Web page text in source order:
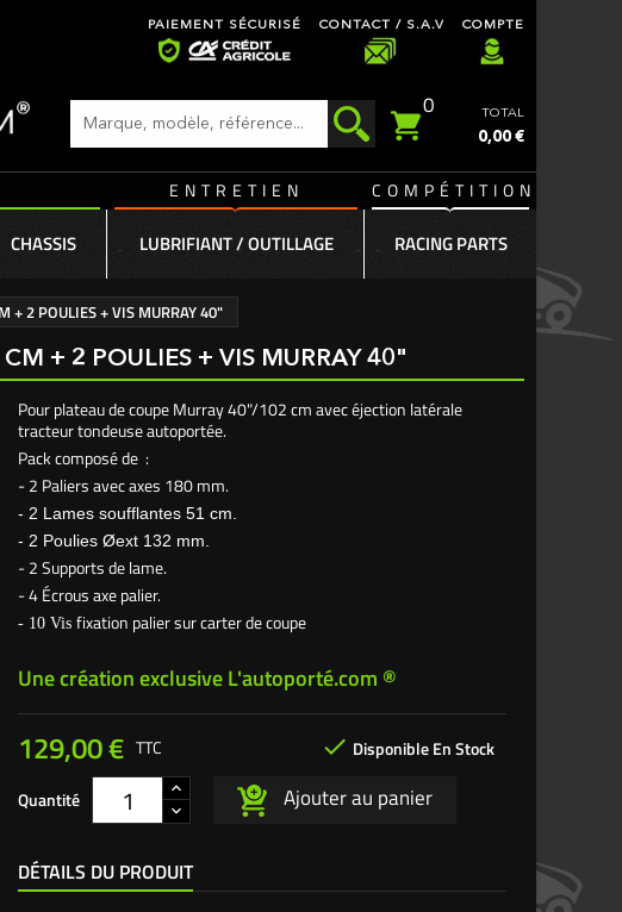
PAIEMENT SÉCURISÉ CONTACT / S.A.V COMPTE
0 TOTAL
0,00 €
ENTRETIEN COMPÉTITION
CHASSIS LUBRIFIANT / OUTILLAGE RACING PARTS
+ 2 POULIES + VIS MURRAY 40"
+ 2 POULIES + VIS MURRAY 40"
Pour plateau de coupe Murray 40"/102 cm avec éjection latérale
tracteur tondeuse autoportée.
Pack composé de :
- 2 Paliers avec axes 180 mm.
- 2 Lames soufflantes 51 cm.
- 2 Poulies Øext 132 mm.
- 2 Supports de lame.
- 4 Écrous axe palier.
- 10 Vis fixation palier sur carter de coupe
Une création exclusive L'autoporté.com ®
129,00 €  Disponible En Stock
TTC
Quantité Ajouter au panier
DÉTAILS DU PRODUIT